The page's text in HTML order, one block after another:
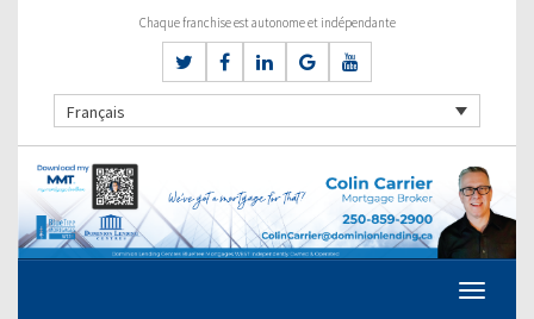
Chaque franchise est autonome et indépendante
Français